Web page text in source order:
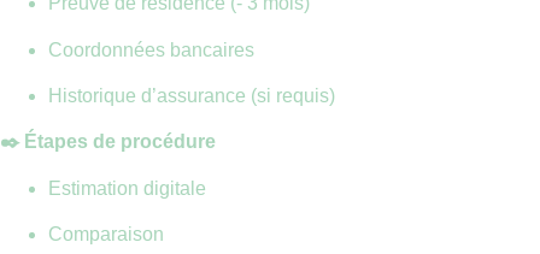
Coordonnées bancaires
Historique d’assurance (si requis)
✒️ Étapes de procédure
Estimation digitale
Comparaison